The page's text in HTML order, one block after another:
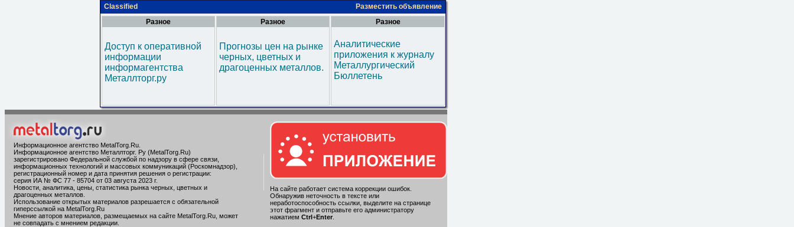
Classified
Разместить объявление
Разное
Доступ к оперативной
информации
информагентства
Металлторг.ру
Разное
Прогнозы цен на рынке
черных, цветных и
драгоценных металлов.
Разное
Аналитические
приложения к журналу
Металлургический
Бюллетень
Информационное агентство MetalTorg.Ru
Информационное агентство Металлторг. Ру (MetalTorg.Ru)
зарегистрировано Федеральной службой по надзору в сфере связи,
информационных технологий и массовых коммуникаций (Роскомнадзор),
регистрационный номер и дата принятия решения о регистрации:
серия ИА № ФС 77 - 85704 от 03 августа 2023 г.
Новости, аналитика, цены, статистика рынка черных, цветных и
драгоценных металлов.
Использование открытых материалов разрешается с обязательной
гиперссылкой на MetalTorg.Ru
Мнение авторов материалов, размещаемых на сайте MetalTorg.Ru, может
не совпадать с мнением редакции.
На сайте работает система коррекции ошибок.
Обнаружив неточность в тексте или
неработоспособность ссылки, выделите на странице
этот фрагмент и отправьте его администратору
нажатием Ctrl +Enter.